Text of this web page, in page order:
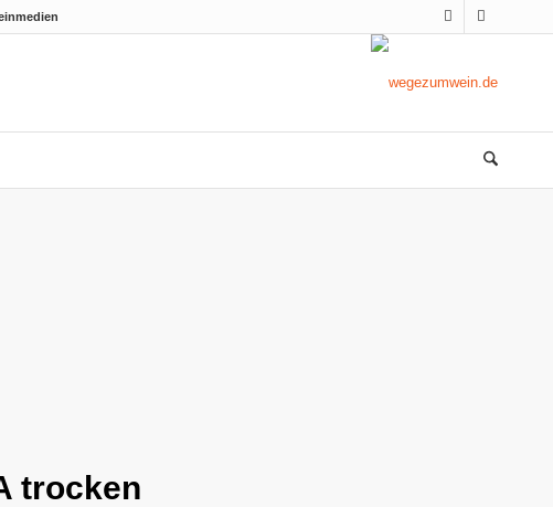
trocken